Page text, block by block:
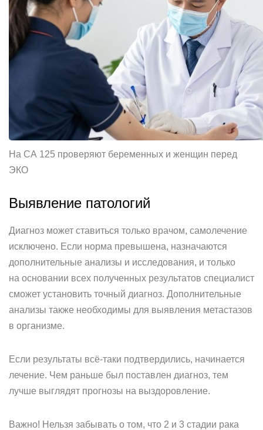
На СА 125 проверяют беременных и женщин перед
ЭКО
Выявление патологий
Диагноз может ставиться только врачом, самолечение
исключено. Если норма превышена, назначаются
дополнительные анализы и исследования, и только
на основании всех полученных результатов специалист
сможет установить точный диагноз. Дополнительные
анализы также необходимы для выявления метастазов
в организме.
Если результаты всё-таки подтвердились, начинается
лечение. Чем раньше был поставлен диагноз, тем
лучше выглядят прогнозы на выздоровление.
Важно! Нельзя забывать о том, что 2 и 3 стадии рака